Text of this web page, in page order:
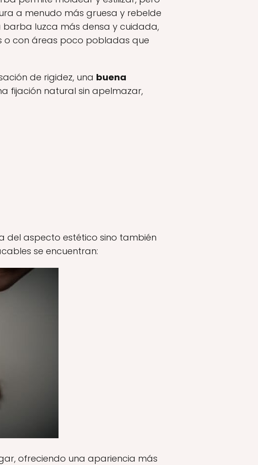
a menudo más gruesa y rebelde
luzca más densa y cuidada,
o con áreas poco pobladas que
de rigidez, una buena
fijación natural sin apelmazar,
del aspecto estético sino también
se encuentran:
ofreciendo una apariencia más